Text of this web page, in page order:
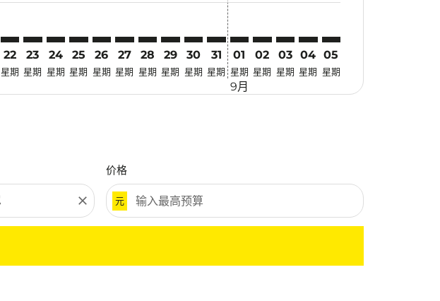
22
星期
23
星期
24
星期
25
星期
26
星期
27
星期
28
星期
29
星期
30
星期
31
星期
01
星期
9月
02
星期
03
星期
04
星期
05
星期
close
价格
元